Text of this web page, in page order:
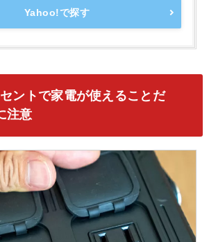
Yahoo!で探す
ントで家電が使えることだ
注意